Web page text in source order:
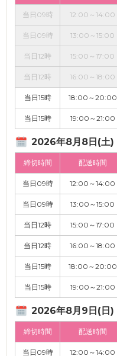
当日09時 12:00～14:00
当日09時 13:00～15:00
当日12時 15:00～17:00
当日12時 16:00～18:00
当日15時 18:00～20:00
当日15時 19:00～21:00
2026年8月8日(土)
締切時間 配送時間
当日09時 12:00～14:00
当日09時 13:00～15:00
当日12時 15:00～17:00
当日12時 16:00～18:00
当日15時 18:00～20:00
当日15時 19:00～21:00
2026年8月9日(日)
締切時間 配送時間
当日09時 12:00～14:00